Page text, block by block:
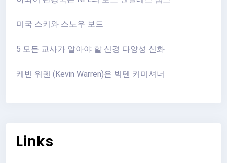
미국 스키와 스노우 보드
5 모든 교사가 알아야 할 신경 다양성 신화
케빈 워렌 (Kevin Warren)은 빅텐 커미셔너
Links